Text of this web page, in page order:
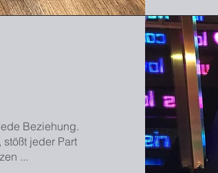
Beziehung.
jeder Part
...